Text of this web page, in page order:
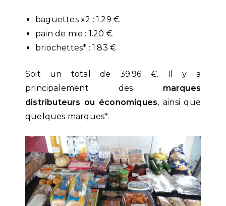
baguettes x2 : 1.29 €
pain de mie : 1.20 €
briochettes* : 1.83 €
Soit un total de 39.96 €. Il y a
principalement des marques
distributeurs ou économiques, ainsi que
quelques marques*.